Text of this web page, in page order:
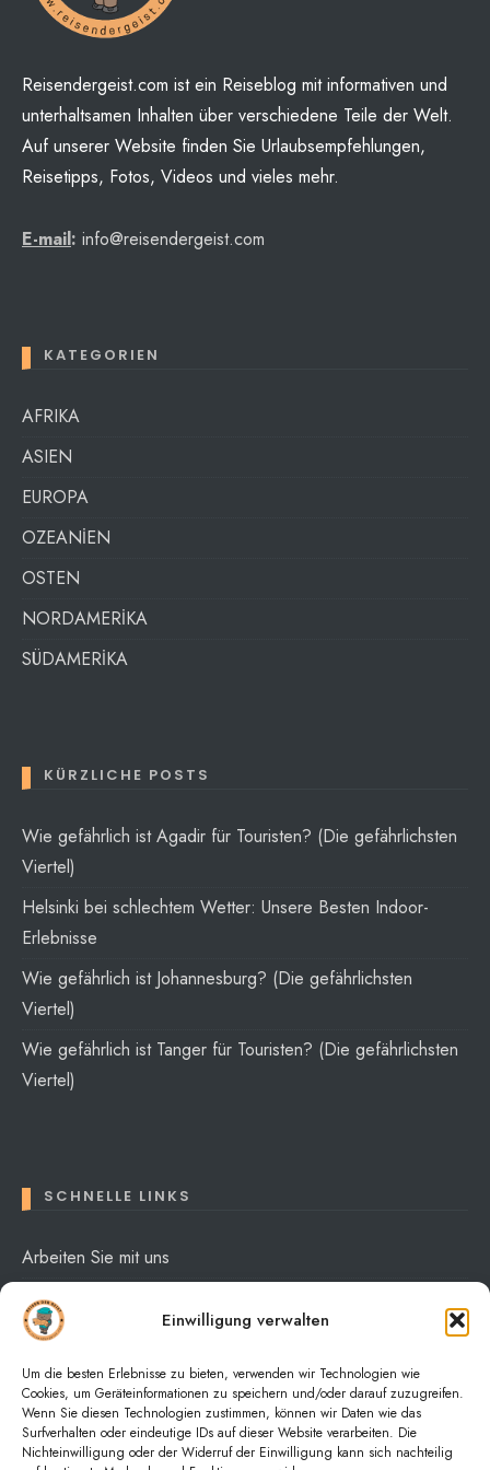
Einwilligung verwalten
Um die besten Erlebnisse zu bieten, verwenden wir Technologien wie
Cookies, um Geräteinformationen zu speichern und/oder darauf zuzugreifen.
Wenn Sie diesen Technologien zustimmen, können wir Daten wie das
Surfverhalten oder eindeutige IDs auf dieser Website verarbeiten. Die
Nichteinwilligung oder der Widerruf der Einwilligung kann sich nachteilig
Reisendergeist.com ist ein Reiseblog mit informativen und
unterhaltsamen Inhalten über verschiedene Teile der Welt.
Auf unserer Website finden Sie Urlaubsempfehlungen,
Reisetipps, Fotos, Videos und vieles mehr.
E-mail: info@reisendergeist.com
KATEGORIEN
AFRIKA
ASIEN
EUROPA
OZEANİEN
OSTEN
NORDAMERİKA
SÜDAMERİKA
KÜRZLICHE POSTS
Wie gefährlich ist Agadir für Touristen? (Die gefährlichsten
Viertel)
Helsinki bei schlechtem Wetter: Unsere Besten Indoor-
Erlebnisse
Wie gefährlich ist Johannesburg? (Die gefährlichsten
Viertel)
Wie gefährlich ist Tanger für Touristen? (Die gefährlichsten
Viertel)
SCHNELLE LINKS
Arbeiten Sie mit uns
Über mich
Datenschutzerklärung